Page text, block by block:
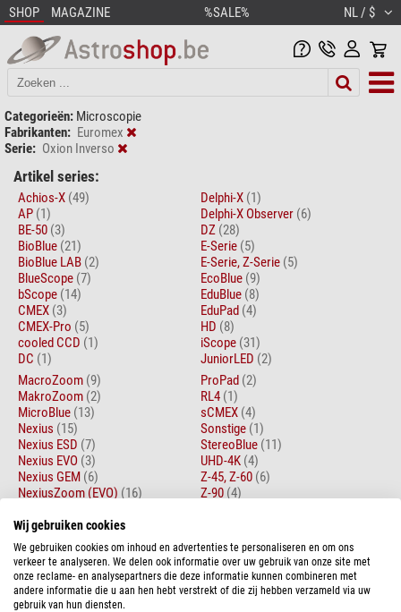
SHOP MAGAZINE %SALE% NL / $
Categorieën: Microscopie
Fabrikanten: Euromex
Serie: Oxion Inverso
Artikel series:
Achios-X (49)
AP (1)
BE-50 (3)
BioBlue (21)
BioBlue LAB (2)
BlueScope (7)
bScope (14)
CMEX (3)
CMEX-Pro (5)
cooled CCD (1)
DC (1)
Delphi-X (1)
Delphi-X Observer (6)
DZ (28)
E-Serie (5)
E-Serie, Z-Serie (5)
EcoBlue (9)
EduBlue (8)
EduPad (4)
HD (8)
iScope (31)
JuniorLED (2)
MacroZoom (9)
MakroZoom (2)
MicroBlue (13)
Nexius (15)
Nexius ESD (7)
Nexius EVO (3)
Nexius GEM (6)
NexiusZoom (EVO) (16)
Oxion Inverso(1)
Oxion-acc (1)
ProPad (2)
RL4 (1)
sCMEX (4)
Sonstige (1)
StereoBlue (11)
UHD-4K (4)
Z-45, Z-60 (6)
Z-90 (4)
Artikelen 1 - 1 of 1 Sorteer op:
Wij gebruiken cookies
We gebruiken cookies om inhoud en advertenties te personaliseren en om ons
verkeer te analyseren. We delen ook informatie over uw gebruik van onze site met
onze reclame- en analysepartners die deze informatie kunnen combineren met
andere informatie die u aan hen hebt verstrekt of die zij hebben verzameld via uw
gebruik van hun diensten.